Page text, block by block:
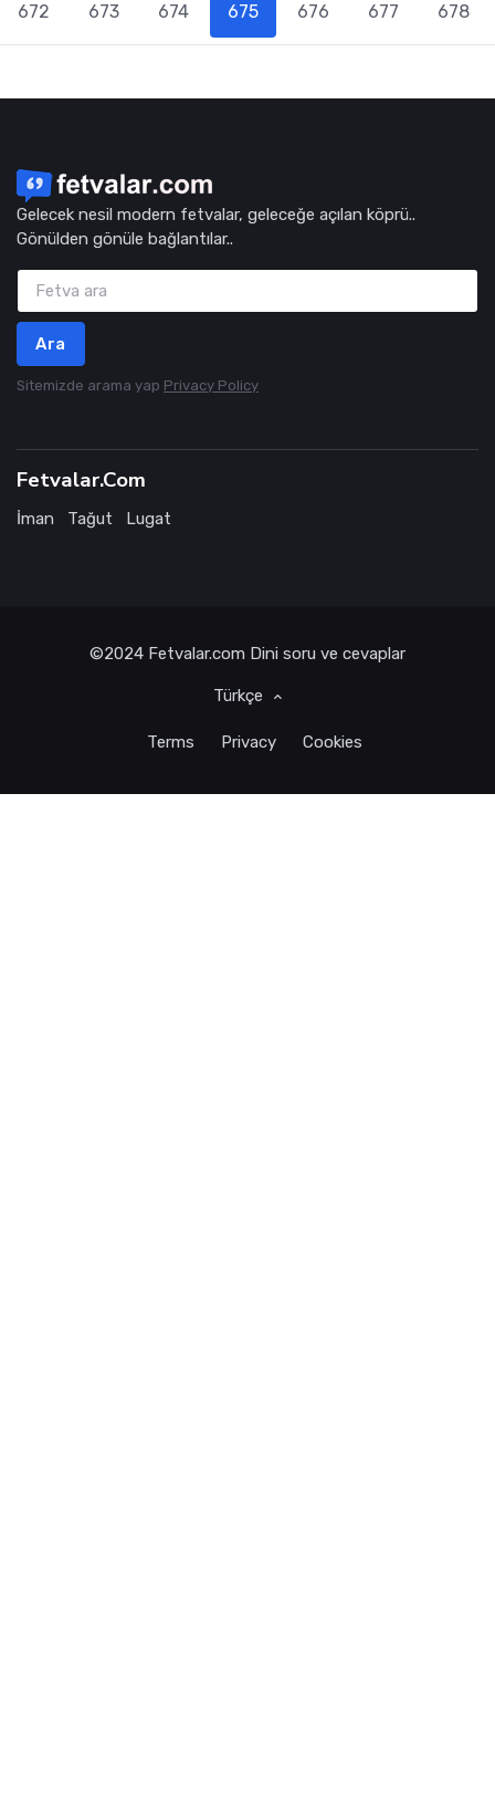
672 673 674 675 676 677 678
Gelecek nesil modern fetvalar, geleceğe açılan köprü..
Gönülden gönüle bağlantılar..
Ara
Sitemizde arama yap Privacy Policy
Fetvalar.Com
İman Tağut Lugat
©2024 Fetvalar.com Dini soru ve cevaplar
Türkçe
Terms Privacy Cookies